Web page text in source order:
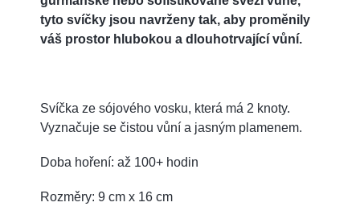
tyto svíčky jsou navrženy tak, aby proměnily
váš prostor hlubokou a dlouhotrvající vůní.
Svíčka ze sójového vosku, která má 2 knoty.
Vyznačuje se čistou vůní a jasným plamenem.
Doba hoření: až 100+ hodin
Rozměry: 9 cm x 16 cm